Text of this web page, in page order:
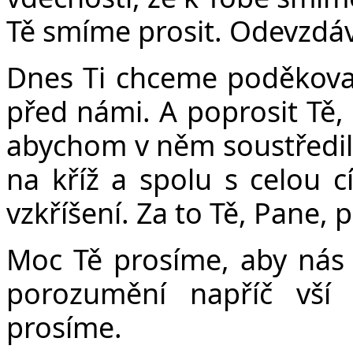
Tě smíme prosit.
Dnes Ti chceme
před námi. A poprosit
abychom v něm
na kříž a spolu s celou
vzkříšení. Za to Tě, Pane,
Moc Tě prosíme, aby
porozumění napříč
prosíme.